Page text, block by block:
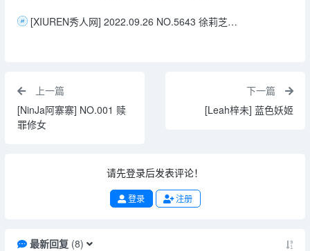
[XIUREN秀人网] 2022.09.26 NO.5643 徐莉芝Booty
上一篇
[NinJa阿寨寨] NO.001 赎
罪修女
下一篇
[Leah梓未] 蓝色妖姬
请先登录后发表评论！
登录 注册
最新回复(8)